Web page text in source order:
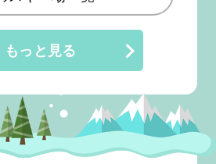
もっと見る